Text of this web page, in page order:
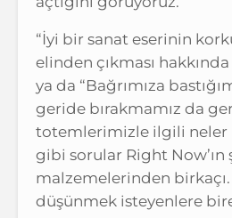
“İyi bir sanat eserinin
elinden çıkması hakkında
ya da “Bağrımıza
geride bırakmamız da
totemlerimizle ilgili neler
gibi sorular Right Now’ın
malzemelerinden
düşünmek isteyenlere